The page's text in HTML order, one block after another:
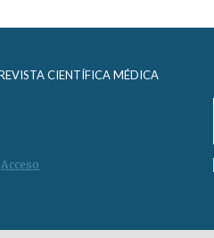
CIENTÍFICA MÉDICA
Acceso